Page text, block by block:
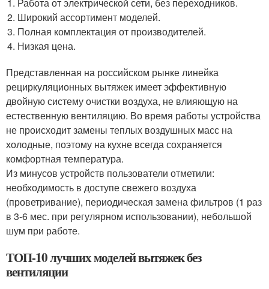
Широкий ассортимент моделей.
Полная комплектация от производителей.
Низкая цена.
Представленная на российском рынке линейка
рециркуляционных вытяжек имеет эффективную
двойную систему очистки воздуха, не влияющую на
естественную вентиляцию. Во время работы устройства
не происходит замены теплых воздушных масс на
холодные, поэтому на кухне всегда сохраняется
комфортная температура.
Из минусов устройств пользователи отметили:
необходимость в доступе свежего воздуха
(проветривание), периодическая замена фильтров (1 раз
в 3-6 мес. при регулярном использовании), небольшой
шум при работе.
ТОП-10 лучших моделей вытяжек без
вентиляции